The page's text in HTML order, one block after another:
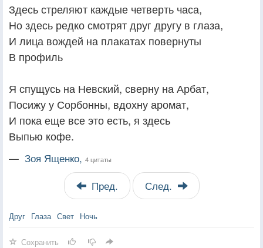
Здесь стреляют каждые четверть часа,
Но здесь редко смотрят друг другу в глаза,
И лица вождей на плакатах повернуты
В профиль
Я спущусь на Невский, сверну на Арбат,
Посижу у Сорбонны, вдохну аромат,
И пока еще все это есть, я здесь
Выпью кофе.
— Зоя Ященко, 4 цитаты
Пред. След.
Друг Глаза Свет Ночь
Сохранить